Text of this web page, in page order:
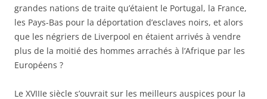
grandes nations de traite qu’étaient le Portugal, la France,
les Pays-Bas pour la déportation d’esclaves noirs, et alors
que les négriers de Liverpool en étaient arrivés à vendre
plus de la moitié des hommes arrachés à l’Afrique par les
Européens ?
Le XVIIIe siècle s’ouvrait sur les meilleurs auspices pour la